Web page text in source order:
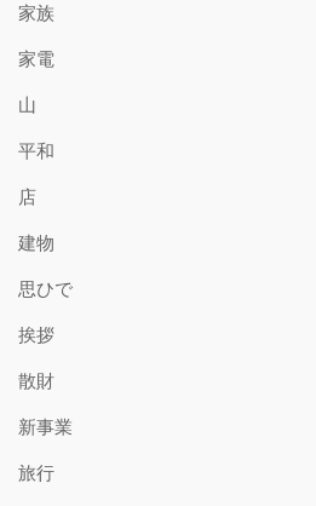
家族
家電
山
平和
店
建物
思ひで
挨拶
散財
新事業
旅行